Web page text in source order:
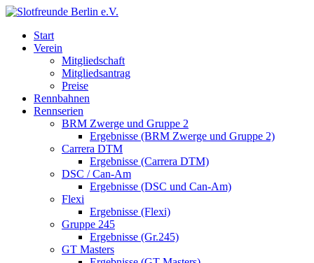
Start
Verein
Mitgliedschaft
Mitgliedsantrag
Preise
Rennbahnen
Rennserien
BRM Zwerge und Gruppe 2
Ergebnisse (BRM Zwerge und Gruppe 2)
Carrera DTM
Ergebnisse (Carrera DTM)
DSC / Can-Am
Ergebnisse (DSC und Can-Am)
Flexi
Ergebnisse (Flexi)
Gruppe 245
Ergebnisse (Gr.245)
GT Masters